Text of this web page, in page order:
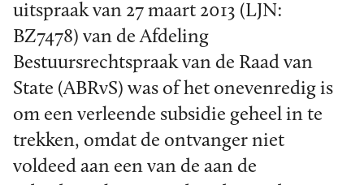
uitspraak van 27 maart 2013 (LJN:
BZ7478) van de Afdeling
Bestuursrechtspraak van de Raad van
State (ABRvS) was of het onevenredig is
om een verleende subsidie geheel in te
trekken, omdat de ontvanger niet
voldeed aan een van de aan de